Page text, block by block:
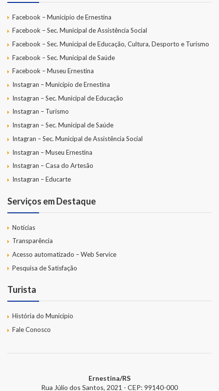
Facebook – Município de Ernestina
Facebook – Sec. Municipal de Assistência Social
Facebook – Sec. Municipal de Educação, Cultura, Desporto e Turismo
Facebook – Sec. Municipal de Saúde
Facebook – Museu Ernestina
Instagran – Município de Ernestina
Instagran – Sec. Municipal de Educação
Instagran – Turismo
Instagran – Sec. Municipal de Saúde
Intagran – Sec. Municipal de Assistência Social
Instagran – Museu Ernestina
Instagran – Casa do Artesão
Instagran – Educarte
Serviços em Destaque
Notícias
Transparência
Acesso automatizado – Web Service
Pesquisa de Satisfação
Turista
História do Município
Fale Conosco
Ernestina/RS
Rua Júlio dos Santos, 2021 - CEP: 99140-000